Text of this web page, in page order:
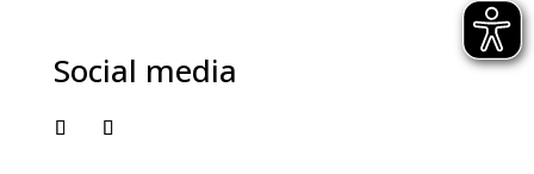
Social media